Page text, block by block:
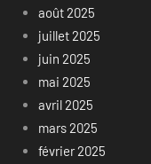
août 2025
juillet 2025
juin 2025
mai 2025
avril 2025
mars 2025
février 2025